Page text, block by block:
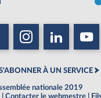
À UN SERVICE
nationale 2019
Contacter le webmestre